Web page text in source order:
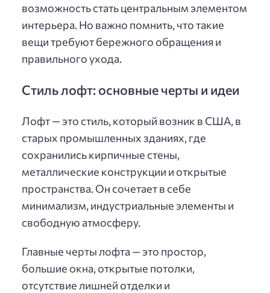
возможность стать центральным элементом
интерьера. Но важно помнить, что такие
вещи требуют бережного обращения и
правильного ухода.
Стиль лофт: основные черты и идеи
Лофт — это стиль, который возник в США, в
старых промышленных зданиях, где
сохранились кирпичные стены,
металлические конструкции и открытые
пространства. Он сочетает в себе
минимализм, индустриальные элементы и
свободную атмосферу.
Главные черты лофта — это простор,
большие окна, открытые потолки,
отсутствие лишней отделки и